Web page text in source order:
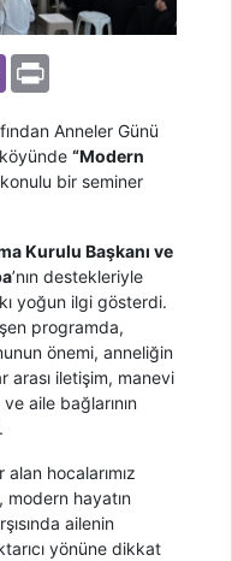
Viber
Anneler Günü
“Modern
konulu bir seminer
Kurulu Başkanı ve
’nın destekleriyle
yoğun ilgi gösterdi.
programda,
önemi, anneliğin
arası iletişim, manevi
aile bağlarının
hocalarımız
, modern hayatın
ailenin
yönüne dikkat